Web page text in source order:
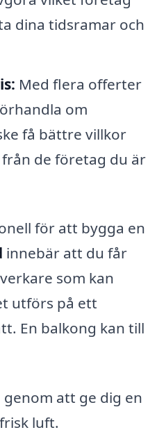
dina tidsramar och
Med flera offerter
om
få bättre villkor
de företag du är
för att bygga en
innebär att du får
som kan
utförs på ett
En balkong kan till
att ge dig en
luft.